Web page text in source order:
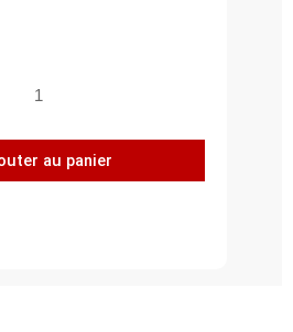
quantité
au panier